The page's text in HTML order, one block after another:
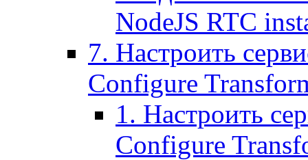
NodeJS RTC
7. Настроить
Configure
1. Настроить
Configure